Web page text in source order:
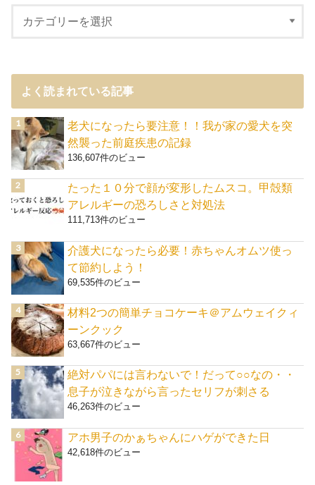
よく読まれている記事
老犬になったら要注意！！我が家の愛犬を突
然襲った前庭疾患の記録
136,607件のビュー
たった１０分で顔が変形したムスコ。甲殻類
アレルギーの恐ろしさと対処法
111,713件のビュー
介護犬になったら必要！赤ちゃんオムツ使っ
て節約しよう！
69,535件のビュー
材料2つの簡単チョコケーキ＠アムウェイクィ
ーンクック
63,667件のビュー
絶対パパには言わないで！だって○○なの・・
息子が泣きながら言ったセリフが刺さる
46,263件のビュー
アホ男子のかぁちゃんにハゲができた日
42,618件のビュー